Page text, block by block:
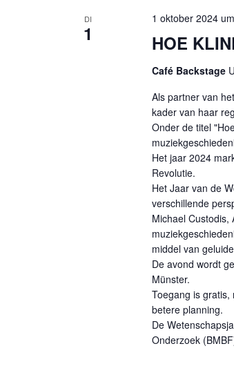
DI
1 HOE
1 oktober 2024
Café Backstage
Als partner van
kader van haar
Onder de titel
Het jaar 2024
Revolutie.
Het Jaar van de
verschillende
Michael Custodis,
middel van
De avond wordt
Münster.
Toegang is
betere planning.
De
Onderzoek